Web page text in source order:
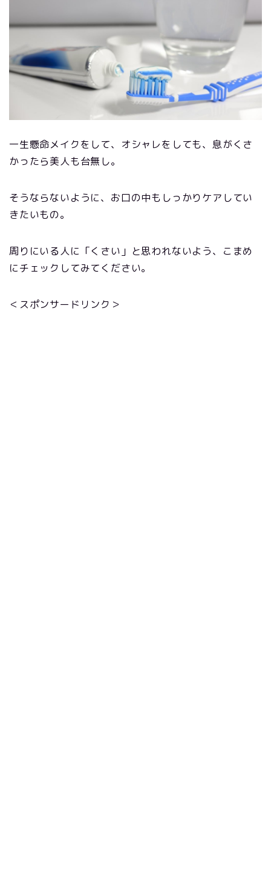
一生懸命メイクをして、オシャレをしても、息がくさ
かったら美人も台無し。
そうならないように、お口の中もしっかりケアしてい
きたいもの。
周りにいる人に「くさい」と思われないよう、こまめ
にチェックしてみてください。
＜スポンサードリンク＞